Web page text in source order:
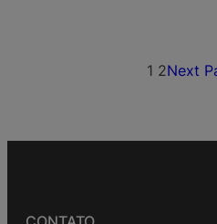
1 2Next